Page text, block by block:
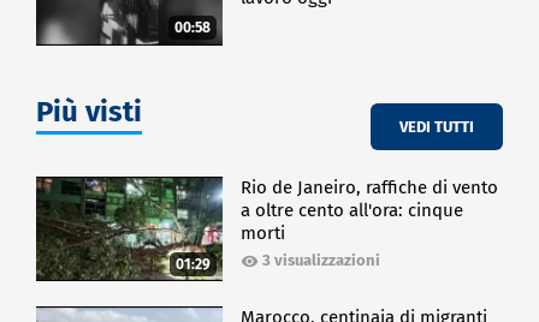
00:58
Più visti VEDI TUTTI
01:29
Rio de Janeiro, raffiche di vento
a oltre cento all'ora: cinque
morti
3 visualizzazioni
Marocco, centinaia di migranti